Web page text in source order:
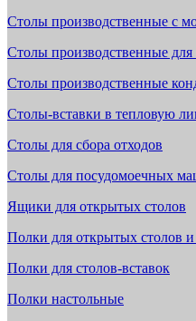
Столы производственные с
Столы производственные для
Столы производственные
Столы-вставки в тепловую
Столы для сбора отходов
Столы для посудомоечных
Ящики для открытых столов
Полки для открытых столов
Полки для столов-вставок
Полки настольные